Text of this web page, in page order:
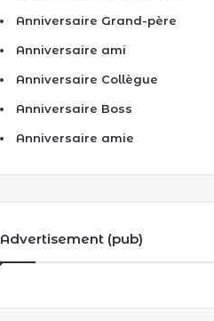
Anniversaire Grand-père
Anniversaire ami
Anniversaire Collègue
Anniversaire Boss
Anniversaire amie
Advertisement (pub)